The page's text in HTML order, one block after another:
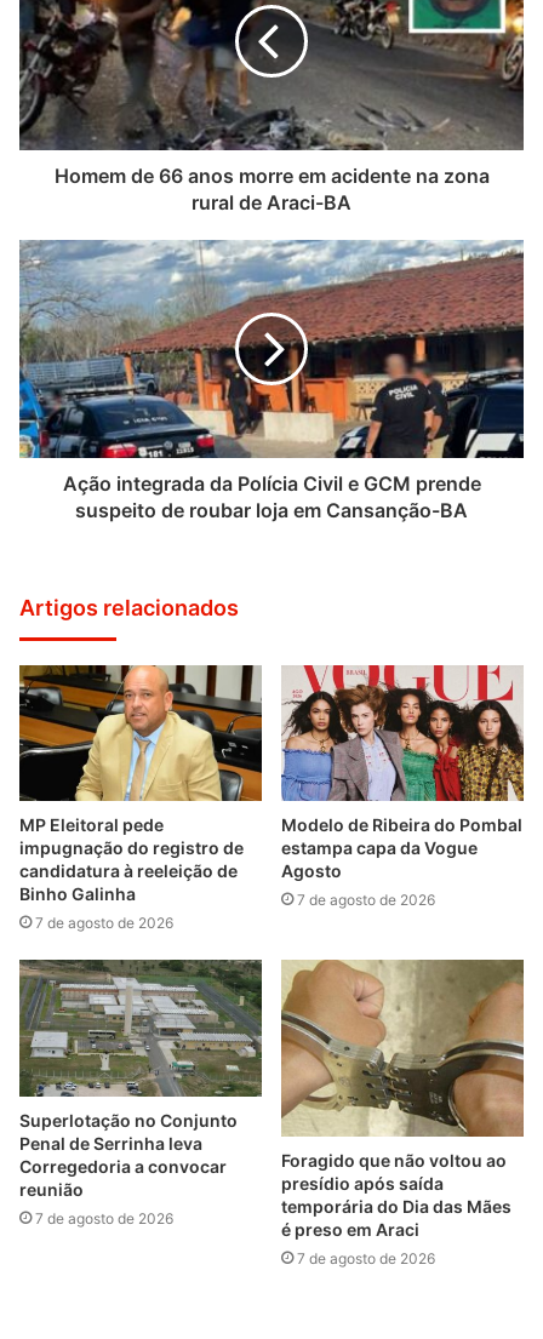
Homem de 66 anos morre em acidente na zona
rural de Araci-BA
Ação integrada da Polícia Civil e GCM prende
suspeito de roubar loja em Cansanção-BA
Artigos relacionados
MP Eleitoral pede
impugnação do registro de
candidatura à reeleição de
Binho Galinha
7 de agosto de 2026
Modelo de Ribeira do Pombal
estampa capa da Vogue
Agosto
7 de agosto de 2026
Superlotação no Conjunto
Penal de Serrinha leva
Corregedoria a convocar
reunião
7 de agosto de 2026
Foragido que não voltou ao
presídio após saída
temporária do Dia das Mães
é preso em Araci
7 de agosto de 2026